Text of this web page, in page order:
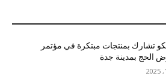
تشارك بمنتجات مبتكرة في مؤتمر
الحج بمدينة جدة